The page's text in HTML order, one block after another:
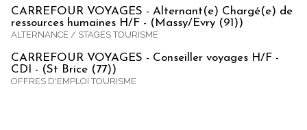
CARREFOUR VOYAGES - Alternant(e) Chargé(e) de
ressources humaines H/F - (Massy/Evry (91))
ALTERNANCE / STAGES TOURISME
CARREFOUR VOYAGES - Conseiller voyages H/F -
CDI - (St Brice (77))
OFFRES D'EMPLOI TOURISME